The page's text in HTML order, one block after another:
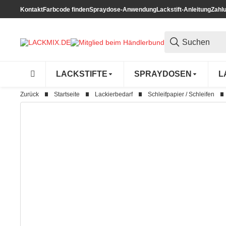
KontaktFarbcode findenSpraydose-AnwendungLackstift-Anleitung
LACKSTIFTE SPRAYDOSEN
Zurück Startseite Lackierbedarf Schleifpapier / Schleifen